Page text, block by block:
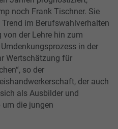
noch Frank Tischner. Sie
im Berufswahlverhalten
von der Lehre hin zum
in der
Wertschätzung für
so der
der auch
als Ausbilder und
um die jungen